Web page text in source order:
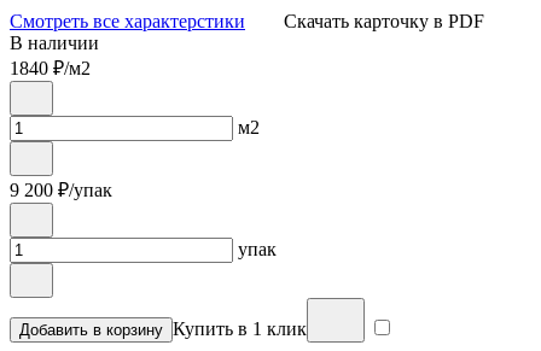
Смотреть все характерстики
Скачать карточку в PDF
В наличии
1840 ₽/м2
м2
9 200 ₽/упак
упак
Добавить в корзину Купить в 1 клик